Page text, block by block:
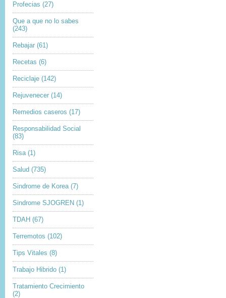
Profecias (27)
Que a que no lo sabes
(243)
Rebajar (61)
Recetas (6)
Reciclaje (142)
Rejuvenecer (14)
Remedios caseros (17)
Responsabilidad Social
(83)
Risa (1)
Salud (735)
Sindrome de Korea (7)
Sindrome SJOGREN (1)
TDAH (67)
Terremotos (102)
Tips Vitales (8)
Trabajo Hibrido (1)
Tratamiento Crecimiento
(2)